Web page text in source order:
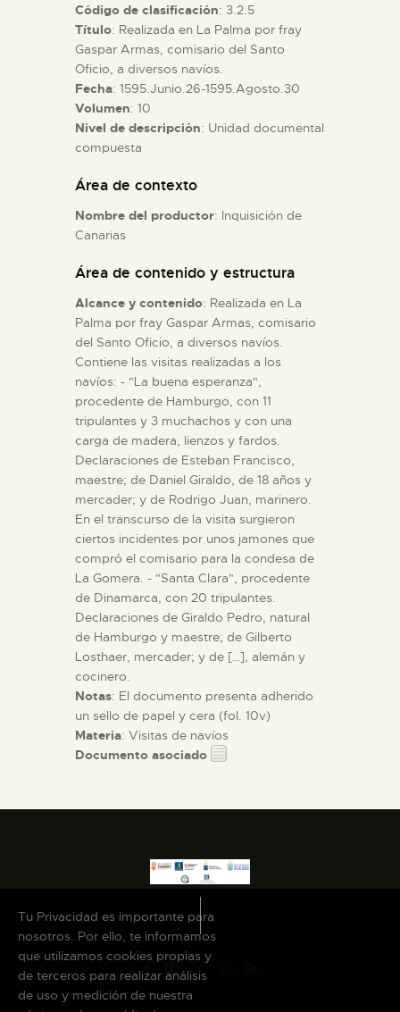
█
EL MUSEO
COLECCIONES
Código de clasificación: 3.2.5
Título: Realizada en La Palma por fray
Gaspar Armas, comisario del Santo
Oficio, a diversos navíos.
Fecha: 1595.Junio.26-1595.Agosto.30
Volumen: 10
Nivel de descripción: Unidad documental
compuesta
Área de contexto
Nombre del productor: Inquisición de
Canarias
Área de contenido y estructura
Alcance y contenido: Realizada en La
Palma por fray Gaspar Armas, comisario
del Santo Oficio, a diversos navíos.
Contiene las visitas realizadas a los
navíos: - "La buena esperanza",
procedente de Hamburgo, con 11
tripulantes y 3 muchachos y con una
carga de madera, lienzos y fardos.
Declaraciones de Esteban Francisco,
maestre; de Daniel Giraldo, de 18 años y
mercader; y de Rodrigo Juan, marinero.
En el transcurso de la visita surgieron
ciertos incidentes por unos jamones que
compró el comisario para la condesa de
La Gomera. - "Santa Clara", procedente
de Dinamarca, con 20 tripulantes.
Declaraciones de Giraldo Pedro, natural
de Hamburgo y maestre; de Gilberto
Losthaer, mercader; y de […], alemán y
cocinero.
Notas: El documento presenta adherido
un sello de papel y cera (fol. 10v)
Materia: Visitas de navíos
Documento asociado
Tu Privacidad es importante para
nosotros. Por ello, te informamos
que utilizamos cookies propias y
de terceros para realizar análisis
de uso y medición de nuestra